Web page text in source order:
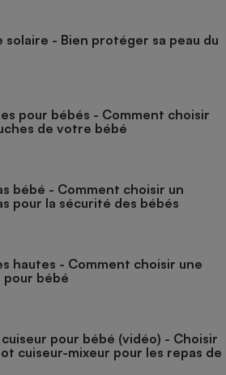
solaire - Bien protéger sa peau du
pour bébés - Comment choisir
de votre bébé
bébé - Comment choisir un
pour la sécurité des bébés
hautes - Comment choisir une
pour bébé
pour bébé (vidéo) - Choisir
cuiseur-mixeur pour les repas de